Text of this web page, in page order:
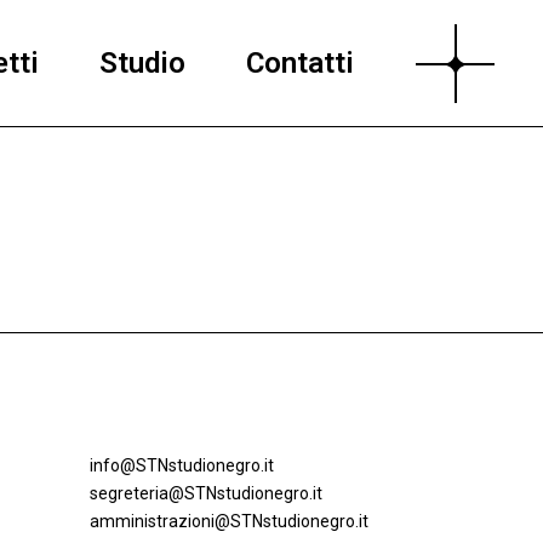
Studio Contatti
info@STNstudionegro.it
segreteria@STNstudionegro.it
amministrazioni@STNstudionegro.it